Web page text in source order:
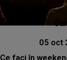
05 oct
Ce faci în